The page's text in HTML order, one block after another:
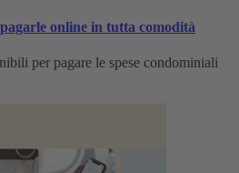
online in tutta comodità
per pagare le spese condominiali